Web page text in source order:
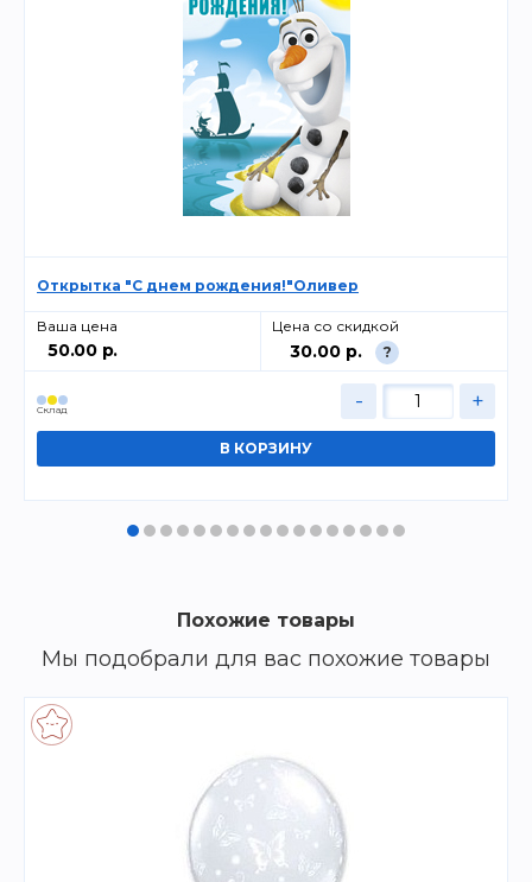
Открытка "С днем рождения!"Оливер
Ваша цена
50.00 р.
Цена со скидкой
30.00 р. ?
Cклад - +
Похожие товары
Мы подобрали для вас похожие товары